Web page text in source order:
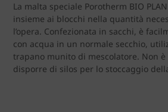
La malta speciale Porotherm BIO
insieme ai blocchi nella quantità
l’opera. Confezionata in sacchi, è
con acqua in un normale secchio,
trapano munito di mescolatore. Non
disporre di silos per lo stoccaggio